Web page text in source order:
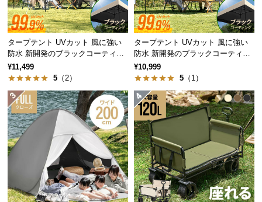
型
商
品
の
配
送
い
て
品
タープテント UVカット 風に強い
防水 新開発のブラックコーティン
グタイプ 3m
¥11,499
5 （2）
タープテント UVカット 風に強い
防水 新開発のブラックコーティン
グタイプ 2.5m
¥10,999
5 （1）